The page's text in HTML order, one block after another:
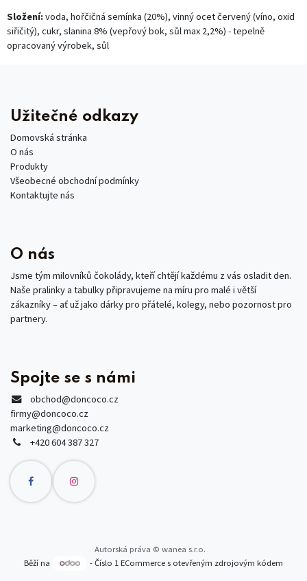
Složení:voda, hořčičná semínka (20%), vinný ocet červený (víno, oxid
siřičitý), cukr, slanina 8% (vepřový bok, sůl max 2,2%) - tepelně
opracovaný výrobek, sůl
Užitečné odkazy
Domovská stránka
O nás
Produkty
Všeobecné obchodní podmínky
Kontaktujte nás
O nás
Jsme tým milovníků čokolády, kteří chtějí každému z vás osladit den.
Naše pralinky a tabulky připravujeme na míru pro malé i větší
zákazníky – ať už jako dárky pro přátelé, kolegy, nebo pozornost pro
partnery.
Spojte se s námi
obchod@doncoco.cz
firmy@doncoco.cz
marketing@doncoco.cz
+420 604 387 327
Autorská práva © wanea s.r.o.
Běží na
- Číslo 1 ECommerce s otevřeným zdrojovým kódem